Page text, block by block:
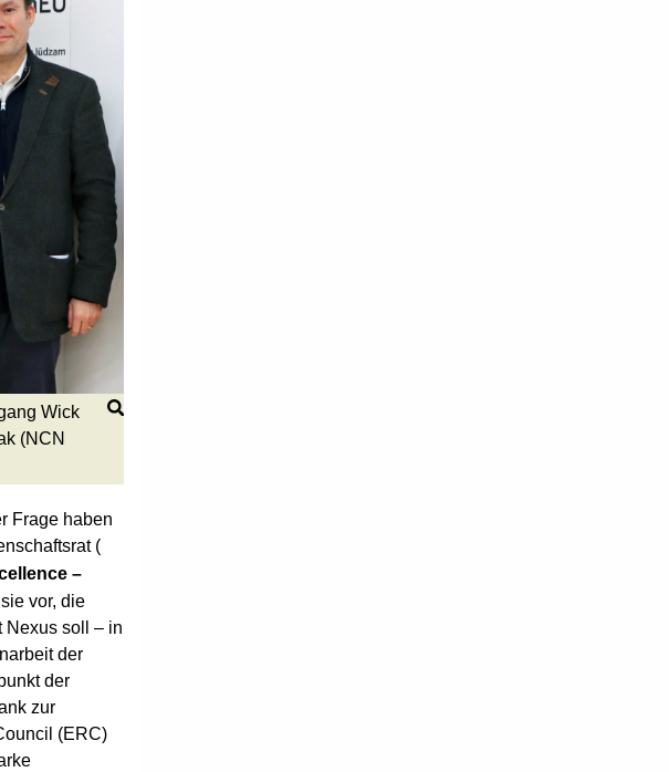
Wick
(NCN
Frage haben
(
–
vor, die
Nexus soll – in
der
der
zur
(ERC)